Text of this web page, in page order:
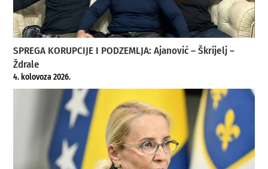
SPREGA KORUPCIJE I PODZEMLJA: Ajanović – Škrijelj –
Ždrale
4. kolovoza 2026.